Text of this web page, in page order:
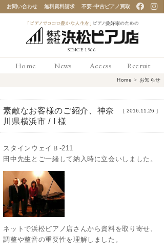
「ピアノでココロ豊かな
人生を」ピアノ愛好家の
ための 浜松ピアノ店
お問い合わせ 無料資料請求 不要･中古ピアノ買取
Home News Access Recruit
Home > お知らせ
［ 2016.11.26 ］
素敵なお客様のご紹介、神奈
川県横浜市 / I 様
スタインウェイＢ-211
田中先生とご一緒して納入時に立会いしました。
ネットで浜松ピアノ店さんから資料を取り寄せ、
調整や整音の重要性を理解しました。